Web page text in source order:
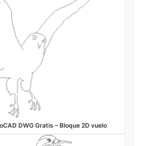
DWG Gratis – Bloque 2D vuelo